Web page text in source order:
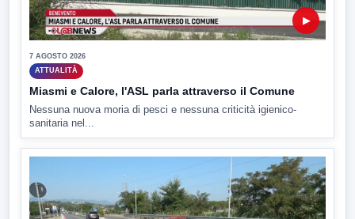
▶
7 AGOSTO 2026
ATTUALITÀ
Miasmi e Calore, l'ASL parla attraverso il Comune
Nessuna nuova moria di pesci e nessuna criticità igienico-
sanitaria nel...